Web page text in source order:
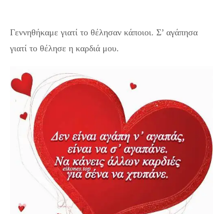
Γεννηθήκαμε γιατί το θέλησαν κάποιοι. Σ’ αγάπησα
γιατί το θέλησε η καρδιά μου.